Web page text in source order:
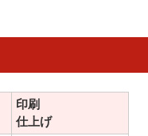
印刷
仕上げ